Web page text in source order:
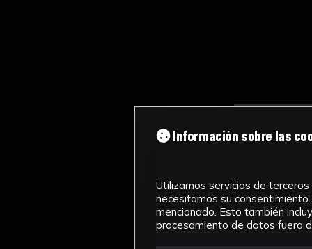
Información sobre las
Utilizamos servicios de
necesitamos su
mencionado. Esto también
procesamiento de datos fuera